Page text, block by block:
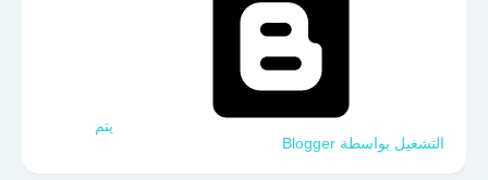
‏يتم
التشغيل بواسطة Blogger